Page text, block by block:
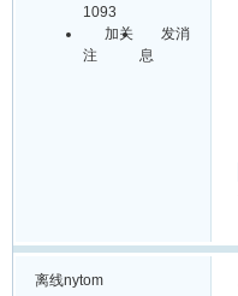
1093
加关
注
发消
息
离线nytom